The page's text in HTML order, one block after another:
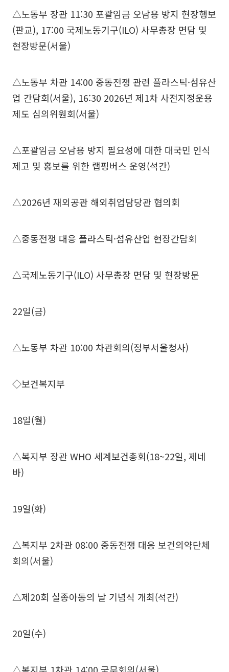
△노동부 장관 11:30 포괄임금 오남용 방지 현장행보
(판교), 17:00 국제노동기구(ILO) 사무총장 면담 및
현장방문(서울)
△노동부 차관 14:00 중동전쟁 관련 플라스틱·섬유산
업 간담회(서울), 16:30 2026년 제1차 사전지정운용
제도 심의위원회(서울)
△포괄임금 오남용 방지 필요성에 대한 대국민 인식
제고 및 홍보를 위한 랩핑버스 운영(석간)
△2026년 재외공관 해외취업담당관 협의회
△중동전쟁 대응 플라스틱·섬유산업 현장간담회
△국제노동기구(ILO) 사무총장 면담 및 현장방문
22일(금)
△노동부 차관 10:00 차관회의(정부서울청사)
◇보건복지부
18일(월)
△복지부 장관 WHO 세계보건총회(18~22일, 제네
바)
19일(화)
△복지부 2차관 08:00 중동전쟁 대응 보건의약단체
회의(서울)
△제20회 실종아동의 날 기념식 개최(석간)
20일(수)